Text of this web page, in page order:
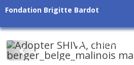
Fondation Brigitte Bardot
Précédent